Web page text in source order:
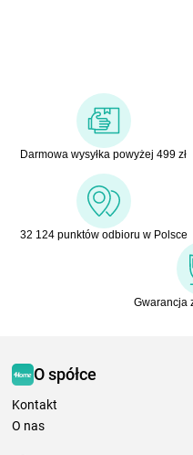
Darmowa wysyłka powyżej 499 zł
32 124 punktów odbioru w Polsce
Gwarancja
O spółce
Kontakt
O nas